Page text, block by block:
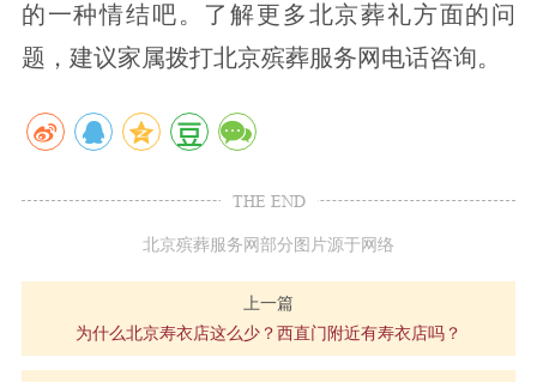
的一种情结吧。了解更多北京葬礼方面的问
题，建议家属拨打北京殡葬服务网电话咨询。
THE END
北京殡葬服务网部分图片源于网络
上一篇
为什么北京寿衣店这么少？西直门附近有寿衣店吗？